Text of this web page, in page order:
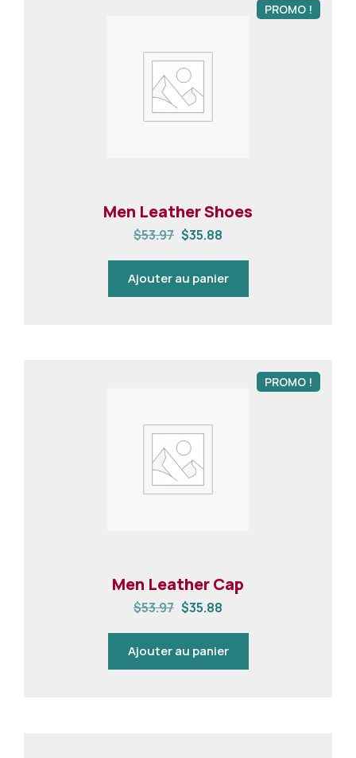
PROMO !
Men Leather Shoes
$53.97 $35.88
Ajouter au panier
PROMO !
Men Leather Cap
$53.97 $35.88
Ajouter au panier